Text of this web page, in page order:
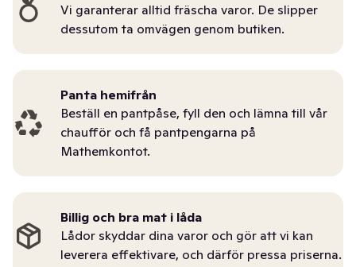
Vi garanterar alltid fräscha varor. De slipper
dessutom ta omvägen genom butiken.
Panta hemifrån
Beställ en pantpåse, fyll den och lämna till vår
chaufför och få pantpengarna på
Mathemkontot.
Billig och bra mat i låda
Lådor skyddar dina varor och gör att vi kan
leverera effektivare, och därför pressa priserna.